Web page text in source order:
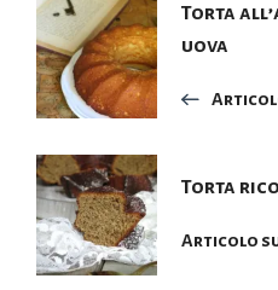
Navigazione
articoli
Torta
uova
Torta
Articolo